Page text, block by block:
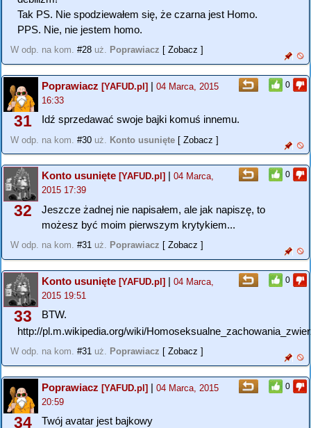
Tak PS. Nie spodziewałem się, że czarna jest Homo.
PPS. Nie, nie jestem homo.
W odp. na kom. #28 uż. Poprawiacz [ Zobacz ]
0
31
Poprawiacz [YAFUD.pl] | 04 Marca, 2015
16:33
Idź sprzedawać swoje bajki komuś innemu.
W odp. na kom. #30 uż. Konto usunięte [ Zobacz ]
0
32
Konto usunięte [YAFUD.pl] | 04 Marca,
2015 17:39
Jeszcze żadnej nie napisałem, ale jak napiszę, to
możesz być moim pierwszym krytykiem...
W odp. na kom. #31 uż. Poprawiacz [ Zobacz ]
0
33
Konto usunięte [YAFUD.pl] | 04 Marca,
2015 19:51
BTW.
http://pl.m.wikipedia.org/wiki/
W odp. na kom. #31 uż. Poprawiacz [ Zobacz ]
0
34
Poprawiacz [YAFUD.pl] | 04 Marca, 2015
20:59
Twój avatar jest bajkowy